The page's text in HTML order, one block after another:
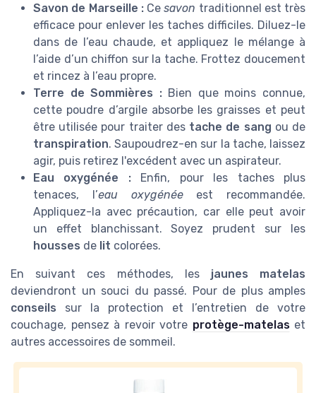
Savon de Marseille :Cesavon traditionnel est très
efficace pour enlever les taches difficiles. Diluez-le
dans de l’eau chaude, et appliquez le mélange à
l’aide d’un chiffon sur la tache. Frottez doucement
et rincez à l’eau propre.
Terre de Sommières :Bien que moins connue,
cette poudre d’argile absorbe les graisses et peut
être utilisée pour traiter des tache de sang ou de
transpiration. Saupoudrez-en sur la tache, laissez
agir, puis retirez l'excédent avec un aspirateur.
Eau oxygénée :Enfin, pour les taches plus
tenaces, l’eau oxygénéeest recommandée.
Appliquez-la avec précaution, car elle peut avoir
un effet blanchissant. Soyez prudent sur les
housses de lit colorées.
En suivant ces méthodes, les jaunes matelas
deviendront un souci du passé. Pour de plus amples
conseils sur la protection et l’entretien de votre
couchage, pensez à revoir votre protège-matelaset
autres accessoires de sommeil.